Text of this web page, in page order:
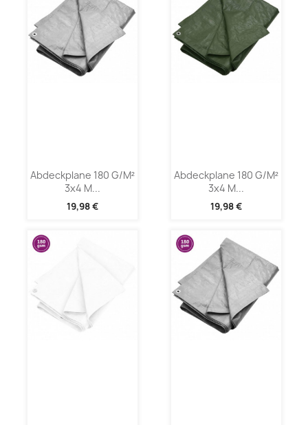
Abdeckplane 180 G/m²
3x4 M...
19,98 €
Abdeckplane 180 G/m²
3x4 M...
19,98 €